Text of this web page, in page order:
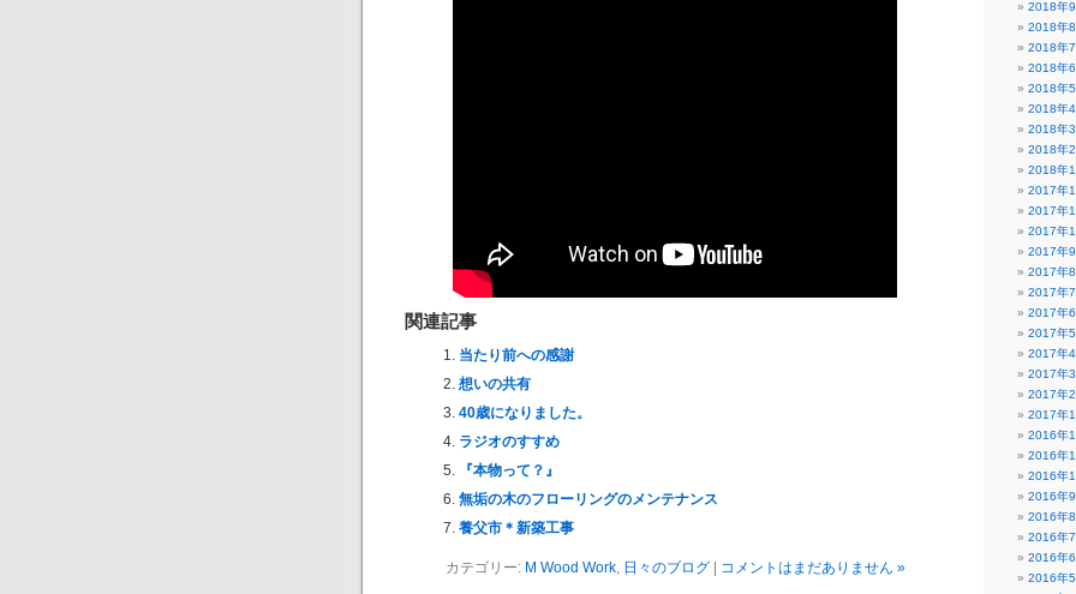
関連記事
当たり前への感謝
想いの共有
40歳になりました。
ラジオのすすめ
『本物って？』
無垢の木のフローリングのメンテナンス
養父市＊新築工事
カテゴリー: M Wood Work, 日々のブログ| コメントはまだありません »
2018年9
2018年8
2018年7
2018年6
2018年5
2018年4
2018年3
2018年2
2018年1
2017年
2017年
2017年
2017年9
2017年8
2017年7
2017年6
2017年5
2017年4
2017年3
2017年2
2017年1
2016年
2016年
2016年
2016年9
2016年8
2016年7
2016年6
2016年5